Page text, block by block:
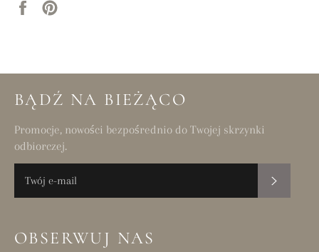
Udostępnij
BĄDŹ NA BIEŻĄCO
Promocje, nowości bezpośrednio do Twojej skrzynki
odbiorczej.
OBSERWUJ NAS